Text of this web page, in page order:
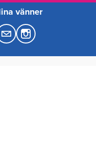
vänner
M
a